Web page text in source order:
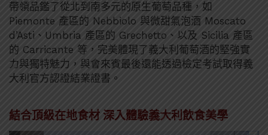
帶領品鑑了從北到南多元的原生葡萄品種，如
Piemonte 產區的 Nebbiolo 與微甜氣泡酒 Moscato
d’Asti、Umbria 產區的 Grechetto、以及 Sicilia 產區
的 Carricante 等，完美體現了義大利葡萄酒的堅強實
力與獨特魅力，與會來賓最後還能透過檢定考試取得義
大利官方認證結業證書。
結合頂級在地食材 深入體驗義大利飲食美學